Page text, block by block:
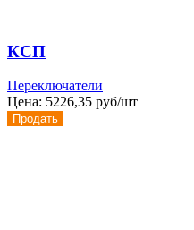
КСП
Переключатели
Цена: 5226,35 руб/шт
Продать